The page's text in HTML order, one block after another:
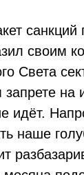
своим
Света
запрете
идёт.
наше